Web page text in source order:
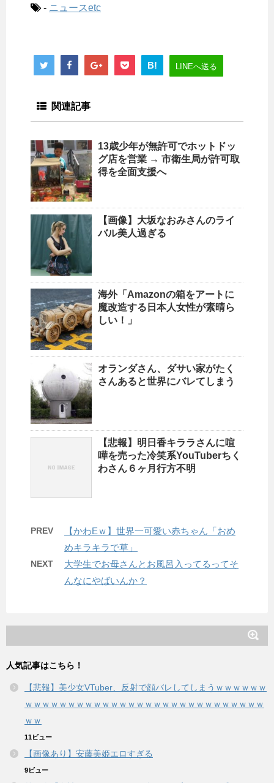
- ニュースetc
B! LINEへ送る
関連記事
13歳少年が無許可でホットドッ
グ店を営業 → 市衛生局が許可取
得を全面支援へ
【画像】大坂なおみさんのライ
バル美人過ぎる
海外「Amazonの箱をアートに
魔改造する日本人女性が素晴ら
しい！」
オランダさん、ダサい家がたく
さんあると世界にバレてしまう
【悲報】明日香キララさんに喧
嘩を売った冷笑系YouTuberちく
わさん６ヶ月行方不明
PREV
【かわEｗ】世界一可愛い赤ちゃん「おめ
めキラキラで草」
NEXT
大学生でお母さんとお風呂入ってるってそ
んなにやばいんか？
人気記事はこちら！
【悲報】美少女VTuber、反射で顔バレしてしまうｗｗｗｗｗｗ
ｗｗｗｗｗｗｗｗｗｗｗｗｗｗｗｗｗｗｗｗｗｗｗｗｗｗｗｗ
ｗｗ
11ビュー
【画像あり】安藤美姫エロすぎる
9ビュー